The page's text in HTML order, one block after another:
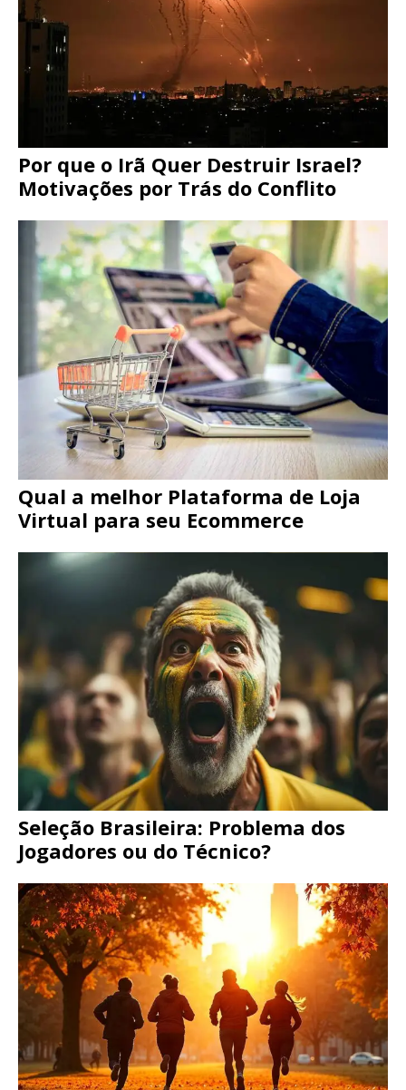
Por que o Irã Quer Destruir Israel?
Motivações por Trás do Conflito
Qual a melhor Plataforma de Loja
Virtual para seu Ecommerce
Seleção Brasileira: Problema dos
Jogadores ou do Técnico?